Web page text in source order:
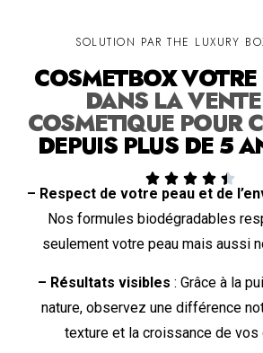
SOLUTION PAR THE LUXURY
COSMETBOX VOTRE
DANS LA
COSMETIQUE POUR
DEPUIS PLUS DE 5
    
– Respect de votre peau et de
Nos formules biodégradables
seulement votre peau mais aussi
– Résultats visibles : Grâce à la
nature, observez une différence
texture et la croissance de vos